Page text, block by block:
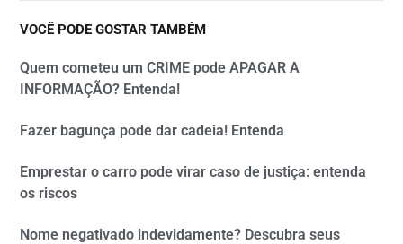
VOCÊ PODE GOSTAR TAMBÉM
Quem cometeu um CRIME pode APAGAR A
INFORMAÇÃO? Entenda!
Fazer bagunça pode dar cadeia! Entenda
Emprestar o carro pode virar caso de justiça: entenda
os riscos
Nome negativado indevidamente? Descubra seus